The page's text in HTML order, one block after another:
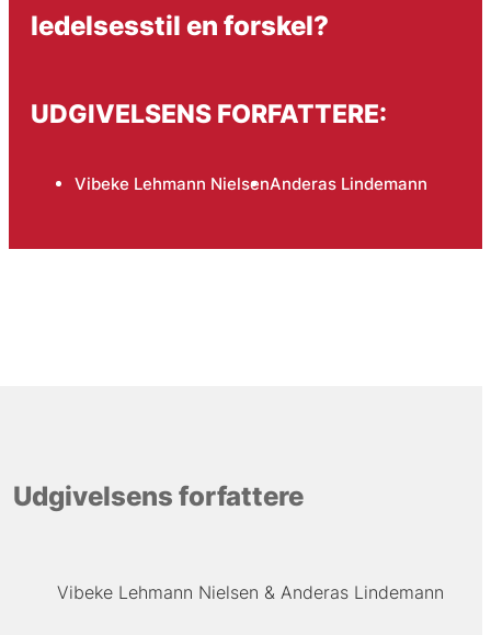
ledelsesstil en forskel?
UDGIVELSENS FORFATTERE:
Vibeke Lehmann NielsenAnderas Lindemann
Udgivelsens forfattere
Vibeke Lehmann Nielsen Anderas Lindemann